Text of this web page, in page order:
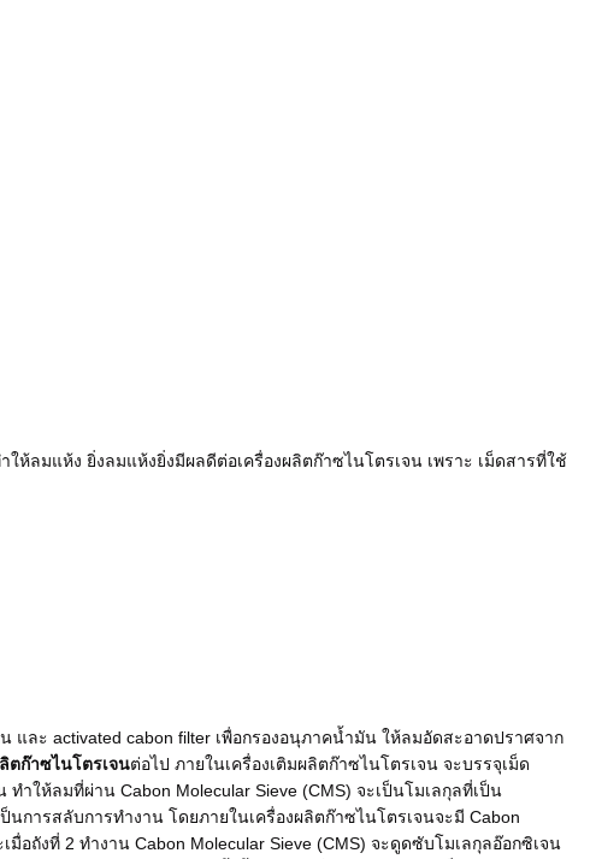
ห้ลมแห้ง ยิ่งลมแห้งยิ่งมีผลดีต่อเครื่องผลิตก๊าซไนโตรเจน เพราะ เม็ดสารที่ใช้
ละ activated cabon filter เพื่อกรองอนุภาคน้ำมัน ให้ลมอัดสะอาดปราศจาก
ตก๊าซไนโตรเจนต่อไป ภายในเครื่องเติมผลิตก๊าซไนโตรเจน จะบรรจุเม็ด
ำให้ลมที่ผ่าน Cabon Molecular Sieve (CMS) จะเป็นโมเลกุลที่เป็น
ป็นการสลับการทำงาน โดยภายในเครื่องผลิตก๊าซไนโตรเจนจะมี Cabon
เมื่อถังที่ 2 ทำงาน Cabon Molecular Sieve (CMS) จะดูดซับโมเลกุลอ๊อกซิเจน